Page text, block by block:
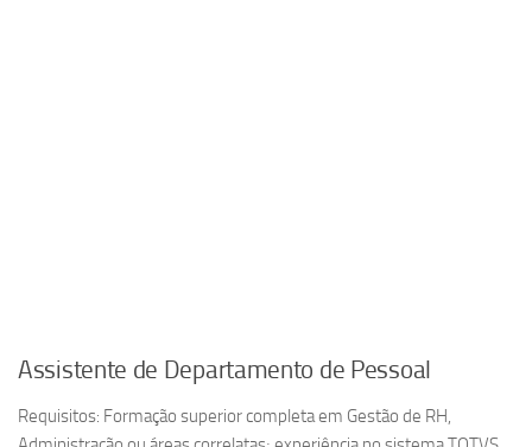
Assistente de Departamento de Pessoal
Requisitos: Formação superior completa em Gestão de RH,